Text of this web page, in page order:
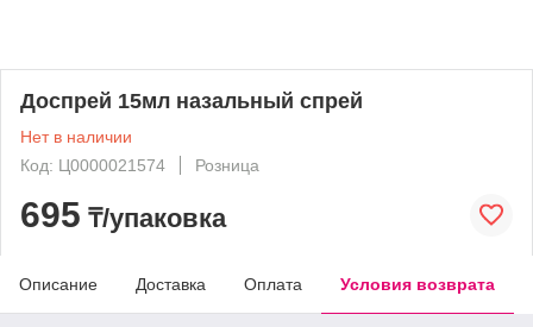
Доспрей 15мл назальный спрей
Нет в наличии
Код: Ц0000021574
Розница
695 ₸/упаковка
Описание Доставка Оплата Условия возврата